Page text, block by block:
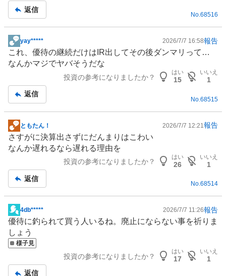
返信
No.68516
掲
示
板
yay***** 2026/7/7 16:58報告
これ、優待の継続だけは IR出してその後ダンマリって…
なんかマジでヤバそうだな
投資の参考になりましたか？
はい
15
いいえ
1
返信
No. 68515
掲
示
板
ともたん！ 2026/7/7 12:21 報告
さすがに決算出さずにだんまりはこわい
なんか遅れるなら遅れる理由を
投資の参考になりましたか？
はい
26
いいえ
1
返信
No.68514
掲
示
板
記
4db***** 2026/7/7 11:26報告
優待に釣られて買う人いるね。廃止にならない事を祈りま
しょう
様子見
投資の参考になりましたか？
はい
17
いいえ
1
返信